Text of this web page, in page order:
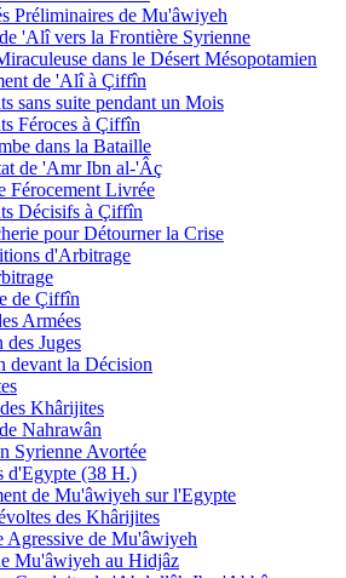
Préliminaires de Mu'âwiyeh
'Alî vers la Frontière Syrienne
dans le Désert Mésopotamien
de 'Alî à Çiffîn
sans suite pendant un Mois
Féroces à Çiffîn
dans la Bataille
de 'Amr Ibn al-'Âç
Férocement Livrée
Décisifs à Çiffîn
pour Détourner la Crise
d'Arbitrage
de Çiffîn
Armées
Juges
devant la Décision
Khârijites
Nahrawân
Syrienne Avortée
d'Egypte (38 H.)
de Mu'âwiyeh sur l'Egypte
des Khârijites
Agressive de Mu'âwiyeh
Mu'âwiyeh au Hidjâz